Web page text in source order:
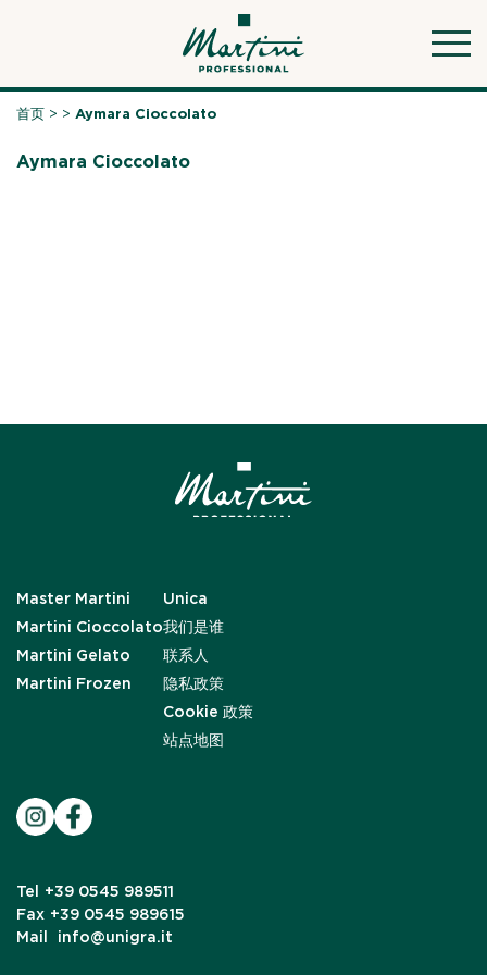
首页 > >Aymara Cioccolato
Aymara Cioccolato
Master Martini
Martini Cioccolato
Martini Gelato
Martini Frozen
Unica
我们是谁
联系人
隐私政策
Cookie 政策
站点地图
Tel
+39 0545 989511
Fax +39 0545 989615
Mail
info@unigra.it